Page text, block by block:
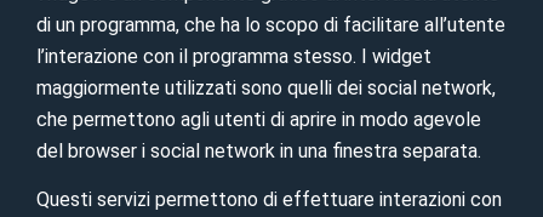
di un programma, che ha lo scopo di facilitare all’utente
l’interazione con il programma stesso. I widget
maggiormente utilizzati sono quelli dei social network,
che permettono agli utenti di aprire in modo agevole
del browser i social network in una finestra separata.
Questi servizi permettono di effettuare interazioni con